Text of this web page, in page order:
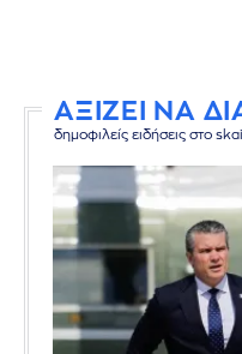
ΑΞΙΖΕΙ ΝΑ
δημοφιλείς ειδήσεις στο